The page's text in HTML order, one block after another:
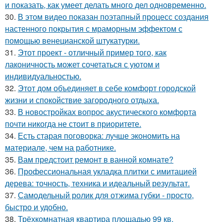
и показать, как умеет делать много дел одновременно.
30. В этом видео показан поэтапный процесс создания
настенного покрытия с мраморным эффектом с
помощью венецианской штукатурки.
31. Этот проект - отличный пример того, как
лаконичность может сочетаться с уютом и
индивидуальностью.
32. Этот дом объединяет в себе комфорт городской
жизни и спокойствие загородного отдыха.
33. В новостройках вопрос акустического комфорта
почти никогда не стоит в приоритете.
34. Есть старая поговорка: лучше экономить на
материале, чем на работнике.
35. Вам предстоит ремонт в ванной комнате?
36. Профессиональная укладка плитки с имитацией
дерева: точность, техника и идеальный результат.
37. Самодельный ролик для отжима губки - просто,
быстро и удобно.
38. Трёхкомнатная квартира площадью 99 кв.